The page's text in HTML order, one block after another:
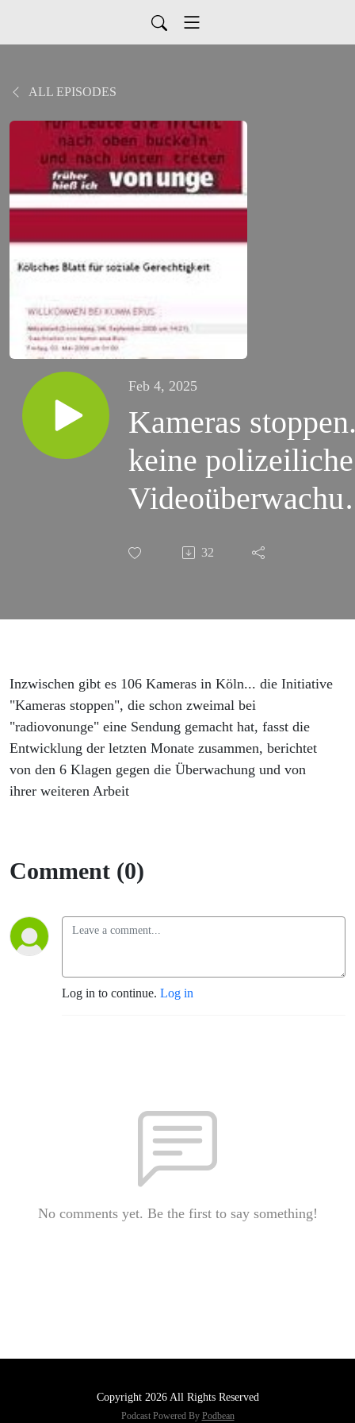
ALL EPISODES
Feb 4, 2025
Kameras
keine polizeiliche
in Köln32
Inzwischen gibt es 106 Kameras in Köln... die Initiative
"Kameras stoppen", die schon zweimal bei
"radiovonunge" eine Sendung gemacht hat, fasst die
Entwicklung der letzten Monate zusammen, berichtet
von den 6 Klagen gegen die Überwachung und von
ihrer weiteren Arbeit
Comment (0)
Log in to continue. Log in
No comments yet. Be the first to say something!
Copyright 2026 All Rights Reserved
Podcast Powered By Podbean